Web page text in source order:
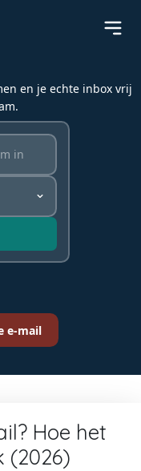
en je echte inbox vrij
e-mail
Hoe het
(2026)